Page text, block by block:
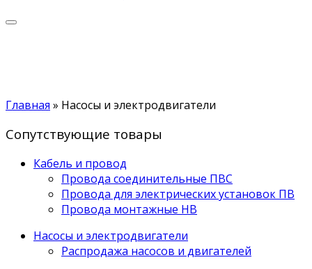
Главная » Насосы и электродвигатели
Сопутствующие товары
Кабель и провод
Провода соединительные ПВС
Провода для электрических установок ПВ
Провода монтажные НВ
Насосы и электродвигатели
Распродажа насосов и двигателей